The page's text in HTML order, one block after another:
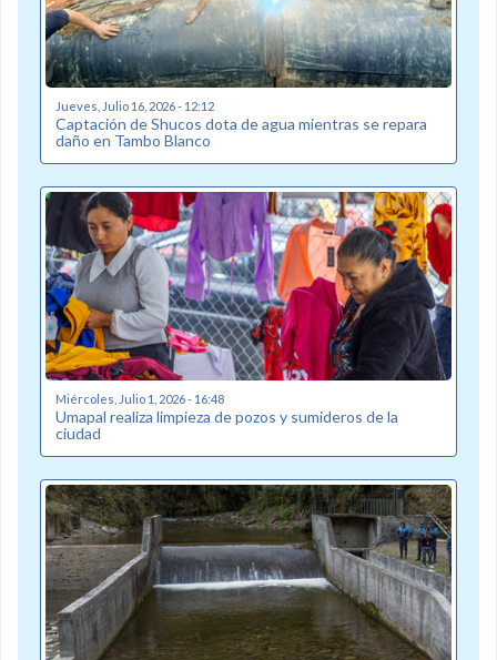
Jueves, Julio 16, 2026 - 12:12
Captación de Shucos dota de agua mientras se repara
daño en Tambo Blanco
Miércoles, Julio 1, 2026 - 16:48
Umapal realiza limpieza de pozos y sumideros de la
ciudad